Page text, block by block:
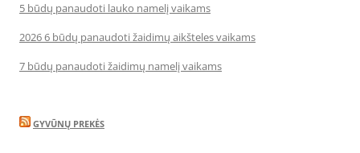
5 būdų panaudoti lauko namelį vaikams
2026 6 būdų panaudoti žaidimų aikšteles vaikams
7 būdų panaudoti žaidimų namelį vaikams
GYVŪNŲ PREKĖS